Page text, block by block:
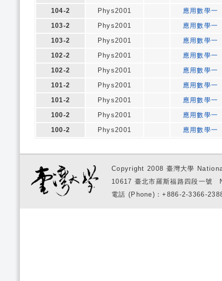
104-2
Phys2001
應用數學一
103-2
Phys2001
應用數學一
103-2
Phys2001
應用數學一
102-2
Phys2001
應用數學一
102-2
Phys2001
應用數學一
101-2
Phys2001
應用數學一
101-2
Phys2001
應用數學一
100-2
Phys2001
應用數學一
100-2
Phys2001 應用數學一
Copyright 2008 臺灣大學
10617 臺北市羅斯福路四段一
電話 (Phone)：+886-2-3366-